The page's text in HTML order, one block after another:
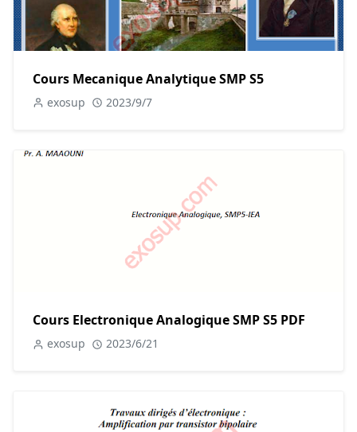
Cours Mecanique Analytique SMP S5
exosup 2023/9/7
Cours Electronique Analogique SMP S5 PDF
exosup 2023/6/21